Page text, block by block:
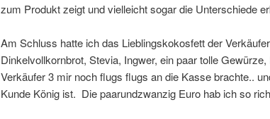
zum Produkt zeigt und vielleicht sogar die Unterschiede
Am Schluss hatte ich das Lieblingskokosfett der
Dinkelvollkornbrot, Stevia, Ingwer, ein paar tolle
Verkäufer 3 mir noch flugs flugs an die Kasse brachte..
Kunde König ist. Die paarundzwanzig Euro hab ich so